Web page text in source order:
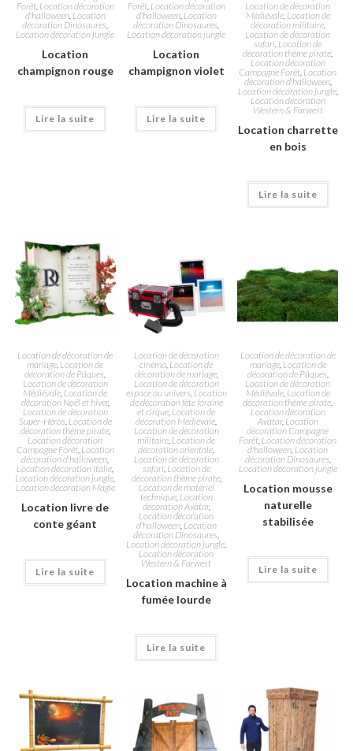
Forêt, Location décoration
d'halloween, Location
décoration Dinosaures
Location décoration jungle
Location
champignon rouge
Lire la suite
Forêt, Location décoration
d'halloween, Location
décoration Dinosaures
Location décoration jungle
Location
champignon violet
Lire la suite
Location de décoration
Médiévale, Location de
décoration militaire,
Location de décoration
safari Location de
décoration thème pirate
Location décoration
Campagne Forêt Location
décoration d'halloween,
Location décoration jungle,
Location décoration
Western & Farwest
Location charrette
en bois
Lire la suite
Location de décoration de
mariage Location de
décoration de Pâques
Location de décoration
Médiévale Location de
décoration Noël et hiver,
Location de décoration
Super-Héros Location de
décoration thème pirate,
Location décoration
Campagne Forêt, Location
décoration d'halloween
Location décoration Italie
Location décoration jungle
Location décoration Magie
Location livre de
conte géant
Lire la suite
Location de décoration
cinéma Location de
décoration de mariage,
Location de décoration
espace ou univers Location
de décoration fête foraine
et cirque Location de
décoration Médiévale
Location de décoration
militaire Location de
décoration orientale
Location de décoration
safari, Location de
décoration thème pirate,
Location de matériel
technique, Location
décoration Avatar,
Location décoration
d'halloween, Location
décoration Dinosaures
Location décoration jungle
Location décoration
Western & Farwest
Location machine à
fumée lourde
Lire la suite
Location de décoration de
mariage, Location de
décoration de Pâques
Location de décoration
Médiévale, Location de
décoration thème pirate
Location décoration
Avatar, Location
décoration Campagne
Forêt Location décoration
d'halloween Location
décoration Dinosaures
Location décoration jungle
Location mousse
naturelle
stabilisée
Lire la suite